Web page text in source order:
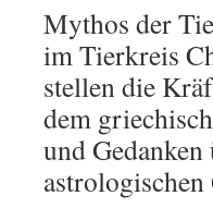
Mythos der
im Tierkreis
stellen die
dem
und